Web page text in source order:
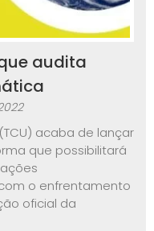
audita
acaba de lançar
que possibilitará
o enfrentamento
oficial da